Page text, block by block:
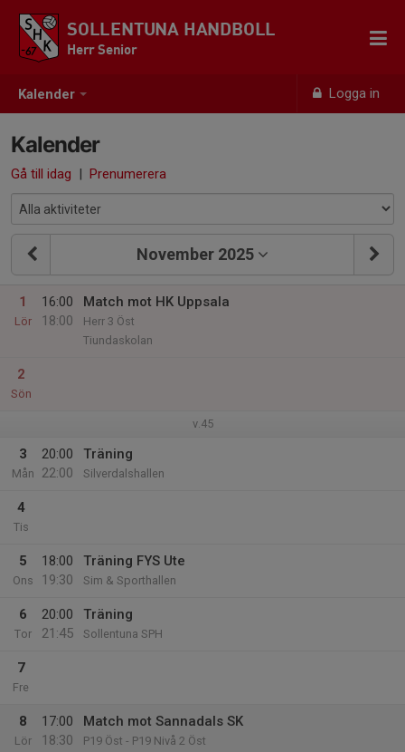
Kalender Logga in
SOLLENTUNA HANDBOLL
Herr Senior
Kalender
Gå till idag | Prenumerera
November 2025
1
Lör
16:00
18:00
Match mot HK Uppsala
Herr 3 Öst
Tiundaskolan
2
Sön
v.45
3
Mån
20:00
22:00
Träning
Silverdalshallen
4
Tis
5
Ons
18:00
19:30
Träning FYS Ute
Sim & Sporthallen
6
Tor
20:00
21:45
Träning
Sollentuna SPH
7
Fre
8
Lör
17:00
18:30
Match mot Sannadals SK
P19 Öst - P19 Nivå 2 Öst